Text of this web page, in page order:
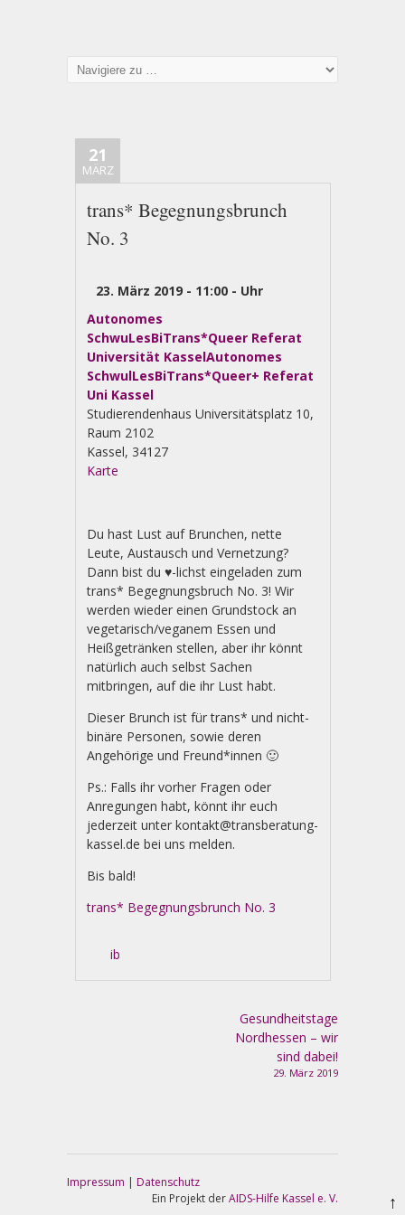
21
MÄRZ
trans* Begegnungsbrunch
No. 3
23. März 2019 - 11:00 - Uhr
Autonomes
SchwuLesBiTrans*Queer Referat
Universität KasselAutonomes
SchwulLesBiTrans*Queer+ Referat
Uni Kassel
Studierendenhaus Universitätsplatz 10,
Raum 2102
Kassel, 34127
Karte
Universität
KasselAutonomes
SchwulLesBiTrans*Queer+
Referat
Uni
Kassel
Du hast Lust auf Brunchen, nette
Leute, Austausch und Vernetzung?
Dann bist du ♥-lichst eingeladen zum
trans* Begegnungsbruch No. 3! Wir
werden wieder einen Grundstock an
vegetarisch/veganem Essen und
Heißgetränken stellen, aber ihr könnt
natürlich auch selbst Sachen
mitbringen, auf die ihr Lust habt.
Dieser Brunch ist für trans* und nicht-
binäre Personen, sowie deren
Angehörige und Freund*innen 🙂
Ps.: Falls ihr vorher Fragen oder
Anregungen habt, könnt ihr euch
jederzeit unter kontakt@transberatung-
kassel.de bei uns melden.
Bis bald!
More
about
trans* Begegnungsbrunch No. 3
ib
Gesundheitstage
Nordhessen – wir
sind dabei!
29. März 2019
Impressum | Datenschutz
Ein Projekt derAIDS-Hilfe Kassel e. V. ↑